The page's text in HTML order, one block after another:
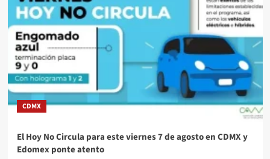
CDMX
El Hoy No Circula para este viernes 7 de agosto en CDMX y
Edomex ponte atento